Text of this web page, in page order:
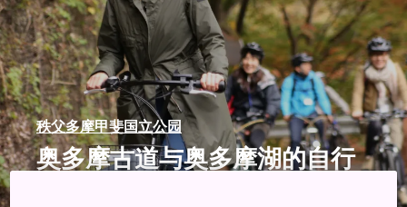
秩父多摩甲斐国立公园
奥多摩古道与奥多摩湖的自行